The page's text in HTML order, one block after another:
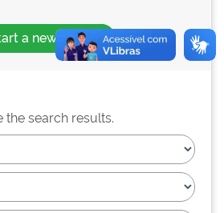
a new search
the search results.